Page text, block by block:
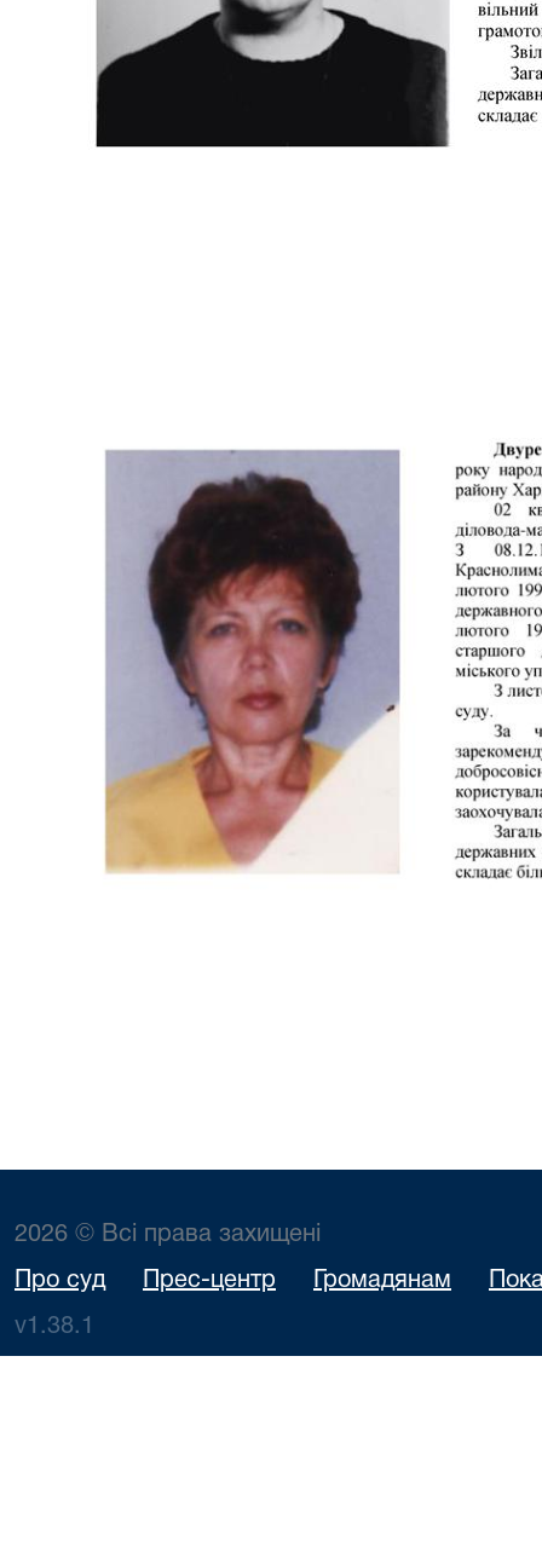
2026 © Всі права захищені
Про суд Прес-центр Громадянам
v1.38.1